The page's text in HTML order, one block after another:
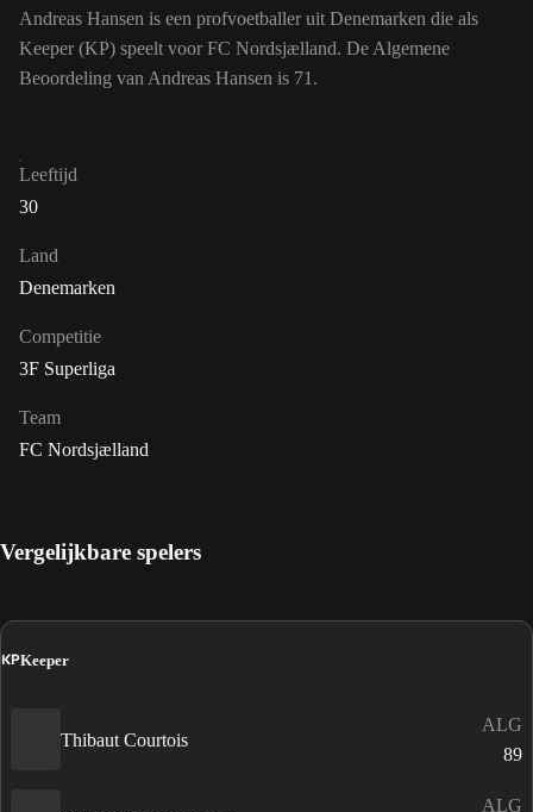
Andreas Hansen is een profvoetballer uit Denemarken die als
Keeper (KP) speelt voor FC Nordsjælland. De Algemene
Beoordeling van Andreas Hansen is 71.
Leeftijd
30
Land
Denemarken
Competitie
3F Superliga
Team
FC Nordsjælland
Vergelijkbare spelers
KPKeeper
Thibaut Courtois
ALG
89
ALG